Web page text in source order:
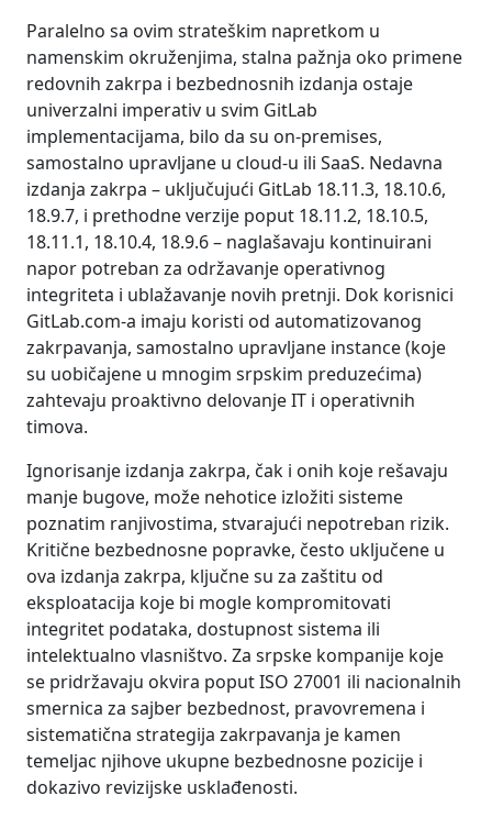
Paralelno sa ovim strateškim napretkom u
namenskim okruženjima, stalna pažnja oko primene
redovnih zakrpa i bezbednosnih izdanja ostaje
univerzalni imperativ u svim GitLab
implementacijama, bilo da su on-premises,
samostalno upravljane u cloud-u ili SaaS. Nedavna
izdanja zakrpa – uključujući GitLab 18.11.3, 18.10.6,
18.9.7, i prethodne verzije poput 18.11.2, 18.10.5,
18.11.1, 18.10.4, 18.9.6 – naglašavaju kontinuirani
napor potreban za održavanje operativnog
integriteta i ublažavanje novih pretnji. Dok korisnici
GitLab.com-a imaju koristi od automatizovanog
zakrpavanja, samostalno upravljane instance (koje
su uobičajene u mnogim srpskim preduzećima)
zahtevaju proaktivno delovanje IT i operativnih
timova.
Ignorisanje izdanja zakrpa, čak i onih koje rešavaju
manje bugove, može nehotice izložiti sisteme
poznatim ranjivostima, stvarajući nepotreban rizik.
Kritične bezbednosne popravke, često uključene u
ova izdanja zakrpa, ključne su za zaštitu od
eksploatacija koje bi mogle kompromitovati
integritet podataka, dostupnost sistema ili
intelektualno vlasništvo. Za srpske kompanije koje
se pridržavaju okvira poput ISO 27001 ili nacionalnih
smernica za sajber bezbednost, pravovremena i
sistematična strategija zakrpavanja je kamen
temeljac njihove ukupne bezbednosne pozicije i
dokazivo revizijske usklađenosti.